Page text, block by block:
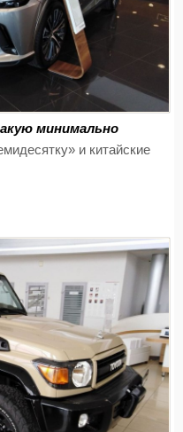
минимально
и китайские